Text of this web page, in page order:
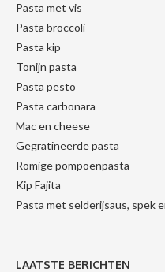
Pasta met vis
Pasta broccoli
Pasta kip
Tonijn pasta
Pasta pesto
Pasta carbonara
Mac en cheese
Gegratineerde pasta
Romige pompoenpasta
Kip Fajita
Pasta met selderijsaus, spek
LAATSTE BERICHTEN